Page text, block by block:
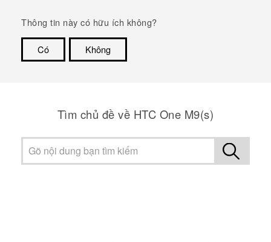
Thông tin này có hữu ích không?
Có
Không
Tìm chủ đề về HTC One M9(s)